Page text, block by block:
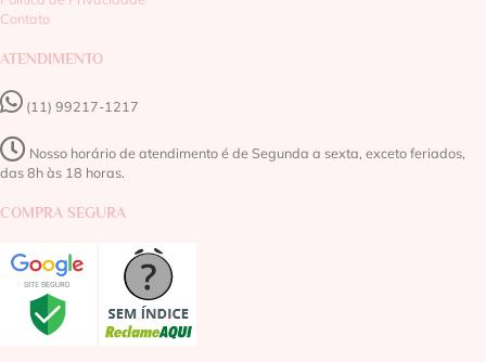
Contato
ATENDIMENTO
(11) 99217-1217‬
Nosso horário de atendimento é de Segunda a sexta, exceto feriados,
das 8h às 18 horas.
COMPRA SEGURA